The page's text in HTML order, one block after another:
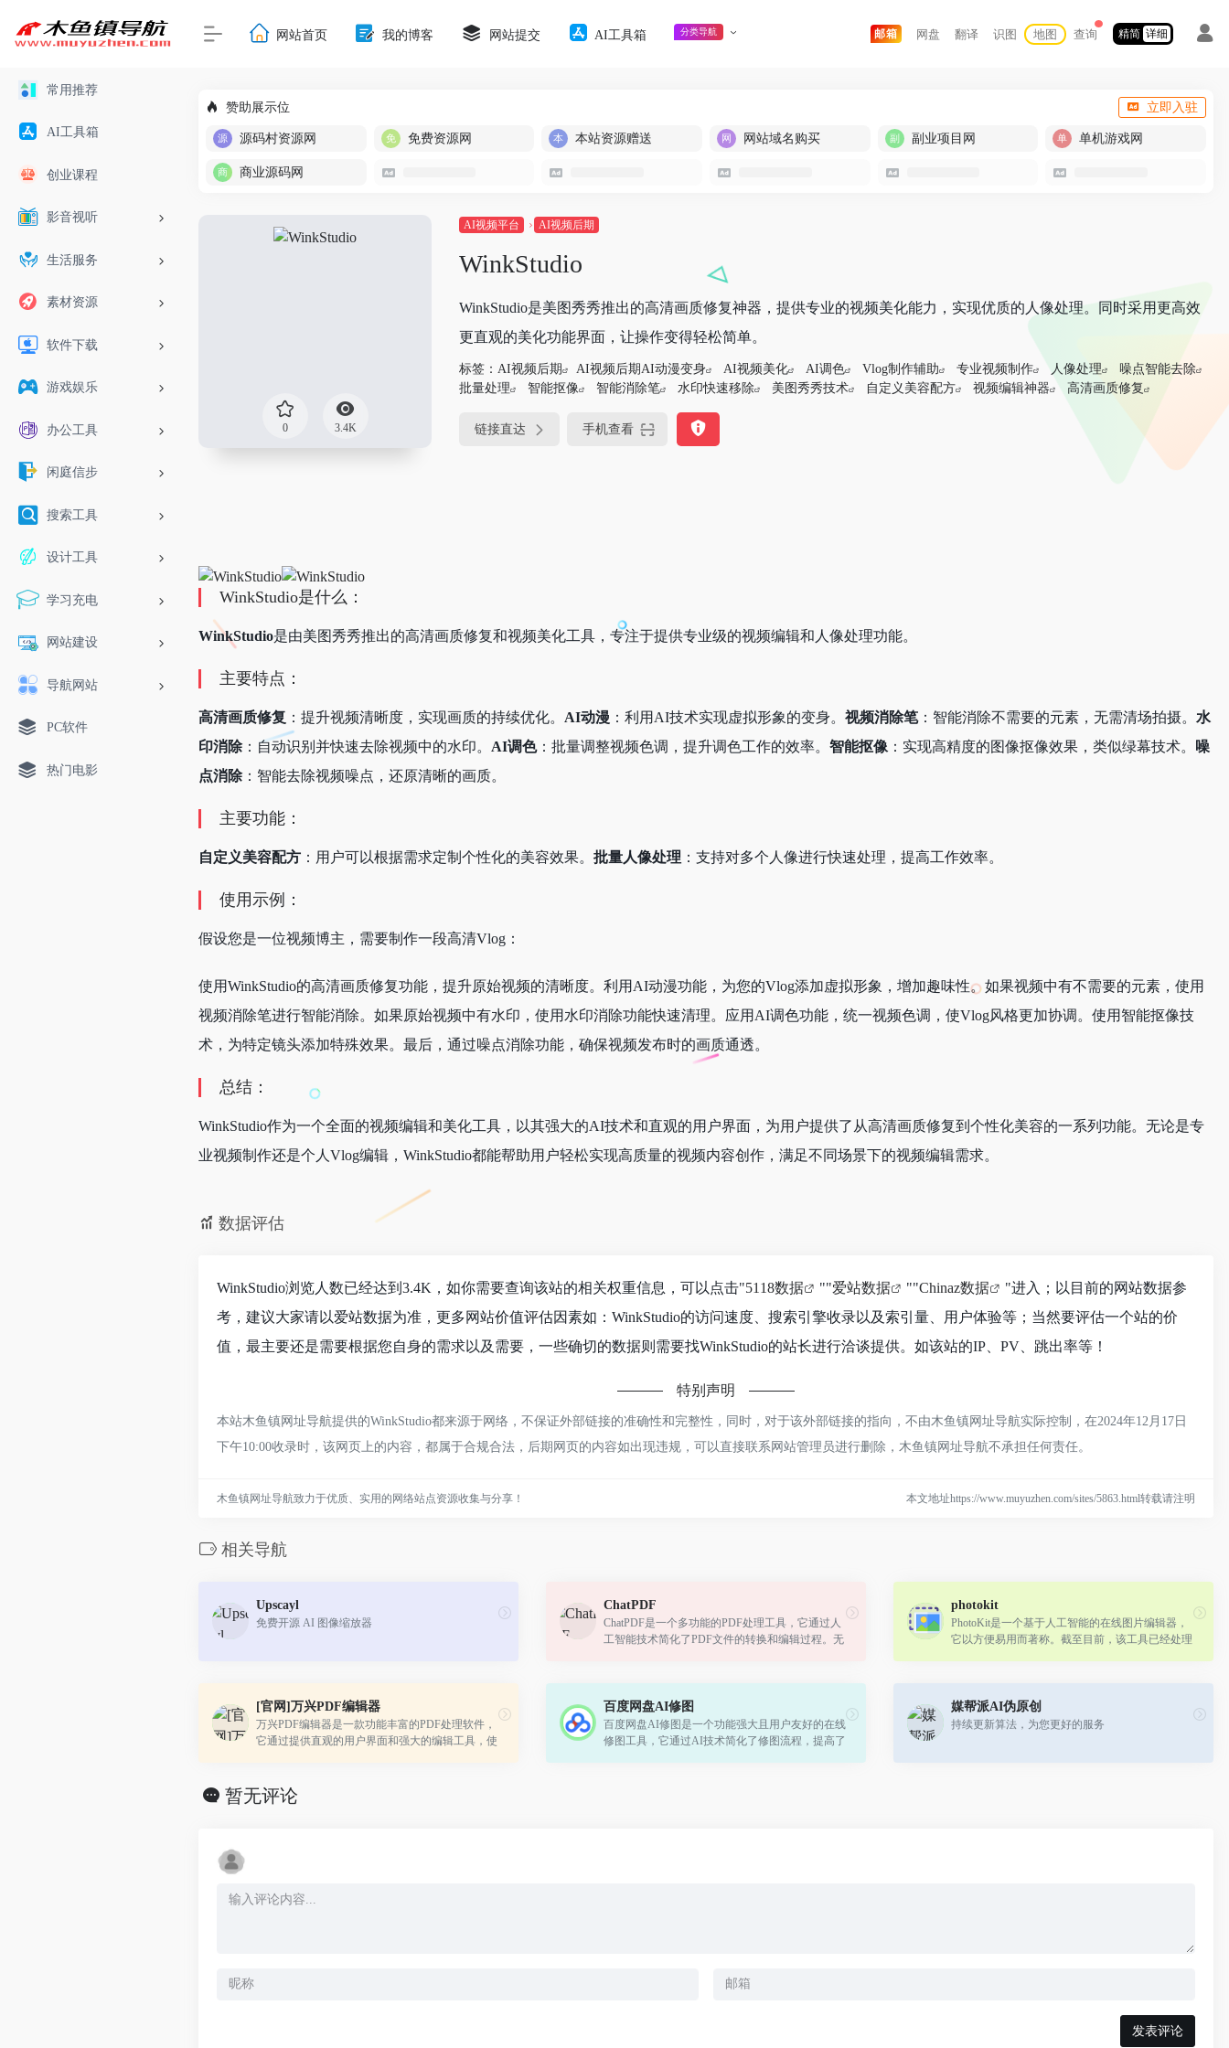
常用推荐
AI工具箱
创业课程
影音视听
生活服务
素材资源
软件下载
游戏娱乐
办公工具
闲庭信步
搜索工具
设计工具
学习充电
网站建设
导航网站
PC软件
热门电影
网站首页 我的博客 网站提交 AI工具箱 分类导航 邮箱 网盘 翻译 识图 地图 查询 精简 详细
赞助展示位 立即入驻
源码村资源网 免费资源网 本站资源赠送 网站域名购买 副业项目网 单机游戏网
商业源码网
0 3.4K
AI视频平台 AI视频后期
WinkStudio
WinkStudio是美图秀秀推出的高清画质修复神器，提供专业的视频美化能力，实现优质的人像处理。同时采用更高效
更直观的美化功能界面，让操作变得轻松简单。
标签： AI视频后期 AI视频后期AI动漫变身 AI视频美化 AI调色 Vlog制作辅助 专业视频制作 人像处理
噪点智能去除
批量处理
智能抠像 智能消除笔 水印快速移除 美图秀秀技术 自定义美容配方 视频编辑神器 高清画质修复
链接直达 手机查看
WinkStudio是什么：
WinkStudio是由美图秀秀推出的高清画质修复和视频美化工具，专注于提供专业级的视频编辑和人像处理功能。
主要特点：
高清画质修复 ：提升视频清晰度，实现画质的持续优化。 AI动漫 ：利用AI技术实现虚拟形象的变身。 视频消除笔：智能消除不需要的元素，无需清场拍摄。 水
印消除：自动识别并快速去除视频中的水印。 AI调色：批量调整视频色调，提升调色工作的效率。 智能抠像 ：实现高精度的图像抠像效果，类似绿幕技术。 噪
点消除：智能去除视频噪点，还原清晰的画质。
主要功能：
自定义美容配方 ：用户可以根据需求定制个性化的美容效果。 批量人像处理 ：支持对多个人像进行快速处理，提高工作效率。
使用示例：
假设您是一位视频博主，需要制作一段高清Vlog：
使用WinkStudio的高清画质修复功能，提升原始视频的清晰度。利用AI动漫功能，为您的Vlog添加虚拟形象，增加趣味性。如果视频中有不需要的元素，使用
视频消除笔进行智能消除。如果原始视频中有水印，使用水印消除功能快速清理。应用AI调色功能，统一视频色调，使Vlog风格更加协调。使用智能抠像技
术，为特定镜头添加特殊效果。最后，通过噪点消除功能，确保视频发布时的画质通透。
总结：
WinkStudio作为一个全面的视频编辑和美化工具，以其强大的AI技术和直观的用户界面，为用户提供了从高清画质修复到个性化美容的一系列功能。无论是专
业视频制作还是个人Vlog编辑，WinkStudio都能帮助用户轻松实现高质量的视频内容创作，满足不同场景下的视频编辑需求。
数据评估
WinkStudio浏览人数已经达到3.4K，如你需要查询该站的相关权重信息，可以点击"5118数据 ""爱站数据 ""Chinaz数据
"进入；以目前的网站数据参
考，建议大家请以爱站数据为准，更多网站价值评估因素如：WinkStudio的访问速度、搜索引擎收录以及索引量、用户体验等；当然要评估一个站的价
值，最主要还是需要根据您自身的需求以及需要，一些确切的数据则需要找WinkStudio的站长进行洽谈提供。如该站的IP、PV、跳出率等！
特别声明
本站木鱼镇网址导航提供的WinkStudio都来源于网络，不保证外部链接的准确性和完整性，同时，对于该外部链接的指向，不由木鱼镇网址导航实际控制，在2024年12月17日
下午10:00收录时，该网页上的内容，都属于合规合法，后期网页的内容如出现违规，可以直接联系网站管理员进行删除，木鱼镇网址导航不承担任何责任。
木鱼镇网址导航致力于优质、实用的网络站点资源收集与分享！ 本文地址https://www.muyuzhen.com/sites/5863.html转载请注明
相关导航
Upscayl
免费开源 AI 图像缩放器
ChatPDF
ChatPDF是一个多功能的PDF处理工具，它通过人
工智能技术简化了PDF文件的转换和编辑过程。无
photokit
PhotoKit是一个基于人工智能的在线图片编辑器，
它以方便易用而著称。截至目前，该工具已经处理
[官网]万兴PDF编辑器
万兴PDF编辑器是一款功能丰富的PDF处理软件，
它通过提供直观的用户界面和强大的编辑工具，使
百度网盘AI修图
百度网盘AI修图是一个功能强大且用户友好的在线
修图工具，它通过AI技术简化了修图流程，提高了
媒帮派AI伪原创
持续更新算法，为您更好的服务
暂无评论
发表评论